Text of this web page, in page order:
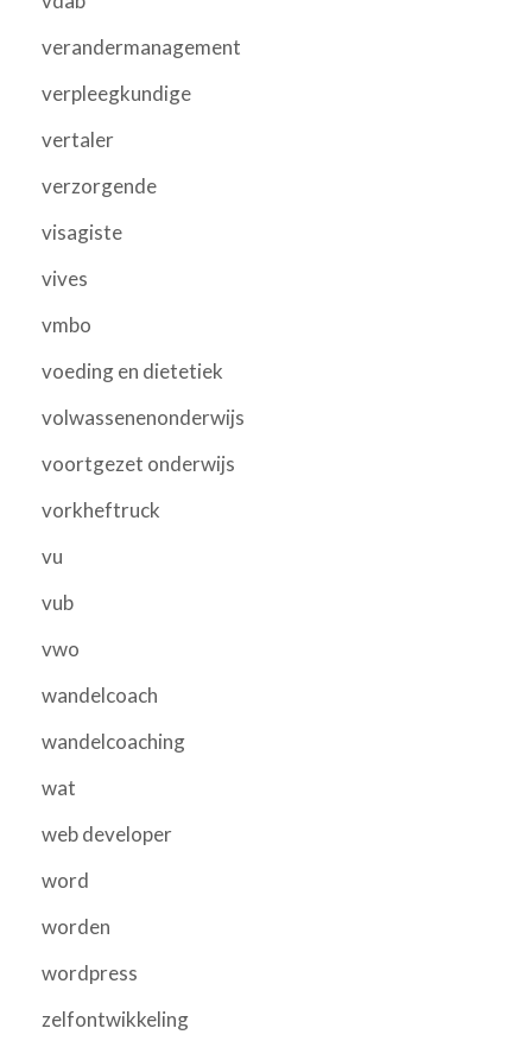
verandermanagement
verpleegkundige
vertaler
verzorgende
visagiste
vives
vmbo
voeding en dietetiek
volwassenenonderwijs
voortgezet onderwijs
vorkheftruck
vu
vub
vwo
wandelcoach
wandelcoaching
wat
web developer
word
worden
wordpress
zelfontwikkeling